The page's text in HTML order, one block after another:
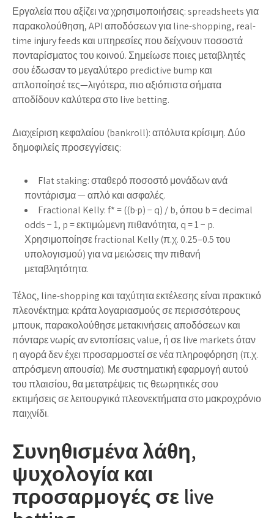
Εργαλεία που αξίζει να χρησιμοποιήσεις: spreadsheets για
παρακολούθηση, API αποδόσεων για line-shopping, real-
time injury feeds και υπηρεσίες που δείχνουν ποσοστά
πονταρίσματος του κοινού. Σημείωσε ποιες μεταβλητές
σου έδωσαν το μεγαλύτερο predictive bump και
απλοποίησέ τες—λιγότερα, πιο αξιόπιστα σήματα
αποδίδουν καλύτερα στο live betting.
Διαχείριση κεφαλαίου (bankroll): απόλυτα κρίσιμη. Δύο
δημοφιλείς προσεγγίσεις:
Flat staking: σταθερό ποσοστό μονάδων ανά
ποντάρισμα — απλό και ασφαλές.
Fractional Kelly: f* = ((b·p) − q) / b, όπου b = decimal
odds − 1, p = εκτιμώμενη πιθανότητα, q = 1 − p.
Χρησιμοποίησε fractional Kelly (π.χ. 0.25–0.5 του
υπολογισμού) για να μειώσεις την πιθανή
μεταβλητότητα.
Τέλος, line-shopping και ταχύτητα εκτέλεσης είναι πρακτικό
πλεονέκτημα: κράτα λογαριασμούς σε περισσότερους
μπουκ, παρακολούθησε μετακινήσεις αποδόσεων και
πόνταρε νωρίς αν εντοπίσεις value, ή σε live markets όταν
η αγορά δεν έχει προσαρμοστεί σε νέα πληροφόρηση (π.χ.
απρόσμενη απουσία). Με συστηματική εφαρμογή αυτού
του πλαισίου, θα μετατρέψεις τις θεωρητικές σου
εκτιμήσεις σε λειτουργικά πλεονεκτήματα στο μακροχρόνιο
παιχνίδι.
Συνηθισμένα λάθη,
ψυχολογία και
προσαρμογές σε live